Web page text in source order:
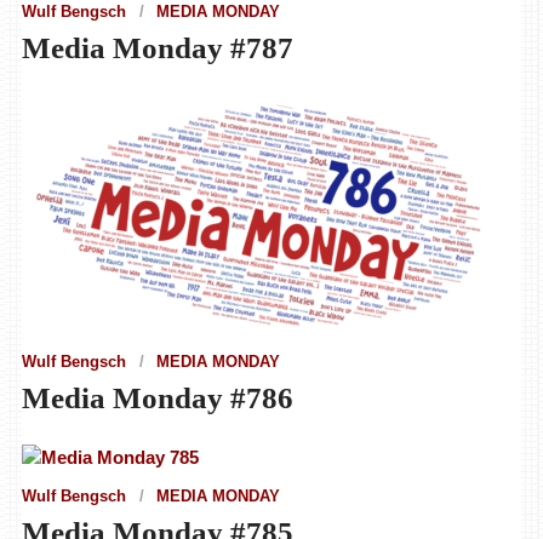
Wulf Bengsch MEDIA MONDAY
Media Monday #787
Wulf Bengsch MEDIA MONDAY
Media Monday #786
Wulf Bengsch MEDIA MONDAY
Media Monday #785